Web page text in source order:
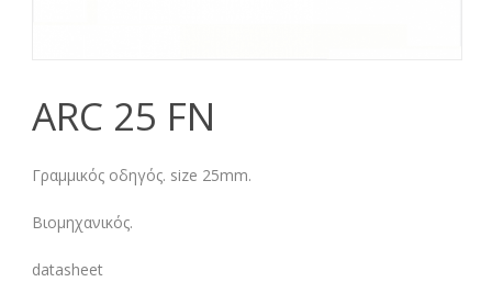
ARC 25 FN
Γραμμικός οδηγός. size 25mm.
Βιομηχανικός.
datasheet